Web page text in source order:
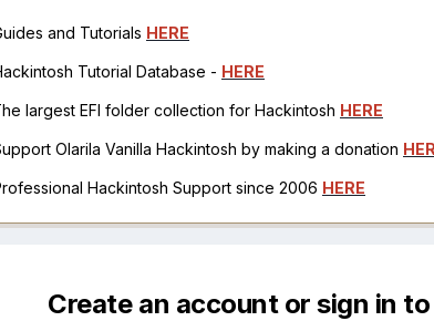
and Tutorials HERE
Tutorial Database - HERE
largest EFI folder collection for Hackintosh HERE
Olarila Vanilla Hackintosh by making a donation
Hackintosh Support since 2006 HERE
Create an account or sign in